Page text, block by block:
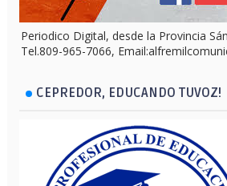
Periodico Digital, desde la Provincia
Tel.809-965-7066,
CEPREDOR, EDUCANDO TUVOZ!